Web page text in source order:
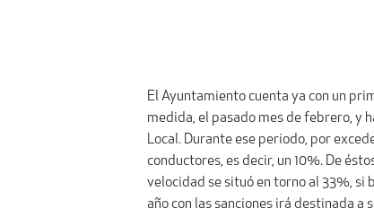
El Ayuntamiento cuenta ya con un
medida, el pasado mes de febrero, y
Local. Durante ese periodo, por
conductores, es decir, un 10%. De
velocidad se situó en torno al 33%, si
año con las sanciones irá destinada